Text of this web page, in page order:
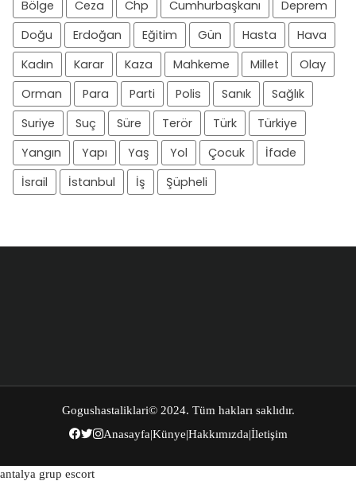
Bölge
Ceza Chp Cumhurbaşkanı
Deprem
Doğu
Erdoğan Eğitim Gün Hasta
Hava
Kadın
Karar Kaza Mahkeme Millet
Olay
Orman
Para Parti Polis Sanık
Sağlık
Suriye
Suç Süre Terör Türk
Türkiye
Yangın
Yapı Yaş Yol Çocuk
İfade
İsrail
İstanbul İş Şüpheli
Gogushastaliklari© 2024. Tüm hakları saklıdır.
Anasayfa|Künye|Hakkımızda|İletişim
antalya grup escort